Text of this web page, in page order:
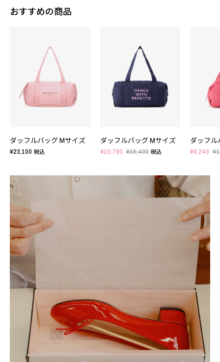
おすすめの商品
ダッフルバッグ Mサイズ
¥23,100 税込
ダッフルバッグ Mサイズ
¥10,780 ¥15,400 税込
ダッフル
¥9,240